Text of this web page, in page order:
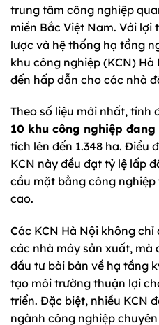
trung tâm công nghiệp
miền Bắc Việt Nam. Với lợi
lược và hệ thống hạ tầng
khu công nghiệp (KCN)
đến hấp dẫn cho các nhà
Theo số liệu mới nhất, tính
10 khu công nghiệp
tích lên đến 1.348 ha. Điều
KCN này đều đạt tỷ lệ lấp
cầu mặt bằng công
cao.
Các KCN Hà Nội không
các nhà máy sản xuất, mà
đầu tư bài bản về hạ tầng
tạo môi trường thuận lợi
triển. Đặc biệt, nhiều KCN
ngành công nghiệp